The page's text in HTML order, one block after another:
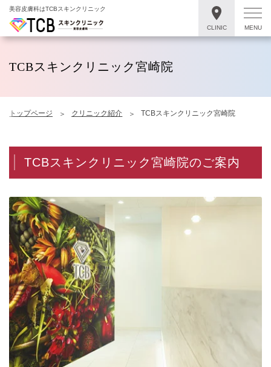
美容皮膚科はTCBスキンクリニック
TCBスキンクリニック宮崎院
トップページ クリニック紹介 TCBスキンクリニック宮崎院
TCBスキンクリニック宮崎院のご案内
CLINIC MENU